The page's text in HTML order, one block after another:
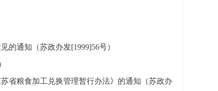
的通知（苏政办发[1999]56号）
省粮食加工兑换管理暂行办法》的通知（苏政办